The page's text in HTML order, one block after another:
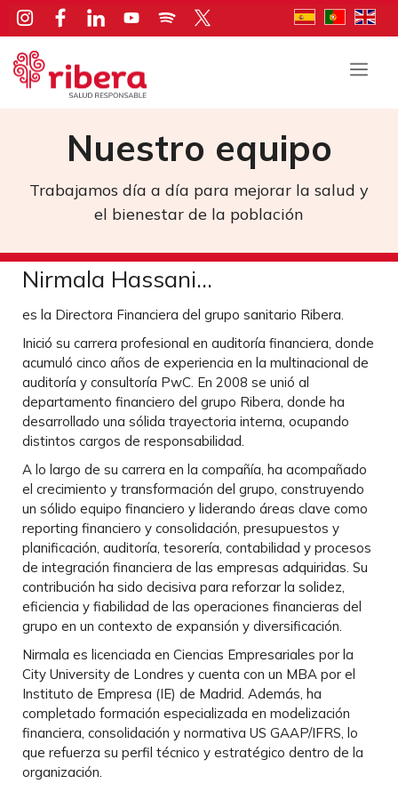
Saltar
contenido
Nuestro equipo
Trabajamos día a día para mejorar la salud y
el bienestar de la población
Nirmala Hassani…
es la Directora Financiera del grupo sanitario Ribera.
Inició su carrera profesional en auditoría financiera, donde
acumuló cinco años de experiencia en la multinacional de
auditoría y consultoría PwC. En 2008 se unió al
departamento financiero del grupo Ribera, donde ha
desarrollado una sólida trayectoria interna, ocupando
distintos cargos de responsabilidad.
A lo largo de su carrera en la compañía, ha acompañado
el crecimiento y transformación del grupo, construyendo
un sólido equipo financiero y liderando áreas clave como
reporting financiero y consolidación, presupuestos y
planificación, auditoría, tesorería, contabilidad y procesos
de integración financiera de las empresas adquiridas. Su
contribución ha sido decisiva para reforzar la solidez,
eficiencia y fiabilidad de las operaciones financieras del
grupo en un contexto de expansión y diversificación.
Nirmala es licenciada en Ciencias Empresariales por la
City University de Londres y cuenta con un MBA por el
Instituto de Empresa (IE) de Madrid. Además, ha
completado formación especializada en modelización
financiera, consolidación y normativa US GAAP/IFRS, lo
que refuerza su perfil técnico y estratégico dentro de la
organización.